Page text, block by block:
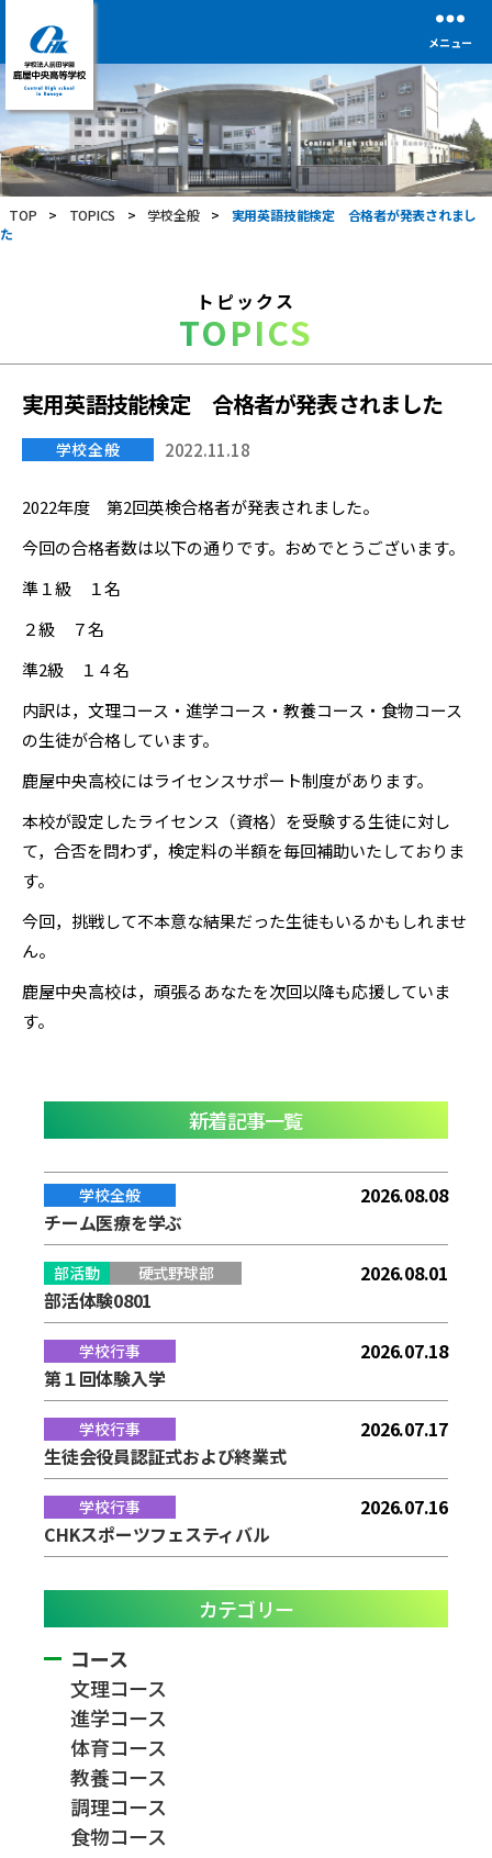
学
校
法
人
前
田
学
高
等
学
校
メニュー
TOP > TOPICS > 学校全般 >
実用英語技能検定 合格者が発表されまし
た
トピックス
TOPICS
実用英語技能検定 合格者が発表されました
学校全般 2022.11.18
2022年度 第2回英検合格者が発表されました。
今回の合格者数は以下の通りです。おめでとうございます。
準１級 １名
２級 ７名
準2級 １４名
内訳は，文理コース・進学コース・教養コース・食物コース
の生徒が合格しています。
鹿屋中央高校にはライセンスサポート制度があります。
本校が設定したライセンス（資格）を受験する生徒に対し
て，合否を問わず，検定料の半額を毎回補助いたしておりま
す。
今回，挑戦して不本意な結果だった生徒もいるかもしれませ
ん。
鹿屋中央高校は，頑張るあなたを次回以降も応援していま
す。
新着記事一覧
学校全般
2026.08.08
チーム医療を学ぶ
部活動 硬式野球部
2026.08.01
部活体験0801
学校行事
2026.07.18
第１回体験入学
学校行事
2026.07.17
生徒会役員認証式および終業式
学校行事
2026.07.16
CHKスポーツフェスティバル
カテゴリー
コース
文理コース
進学コース
体育コース
教養コース
調理コース
食物コース